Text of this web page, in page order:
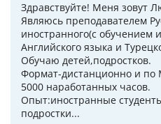
Здравствуйте! Меня зовут
Являюсь преподавателем
иностранного(с обучением
Английского языка и
Обучаю детей,подростков.
Формат-дистанционно и по
5000 наработанных часов.
Опыт:иностранные
подростки...